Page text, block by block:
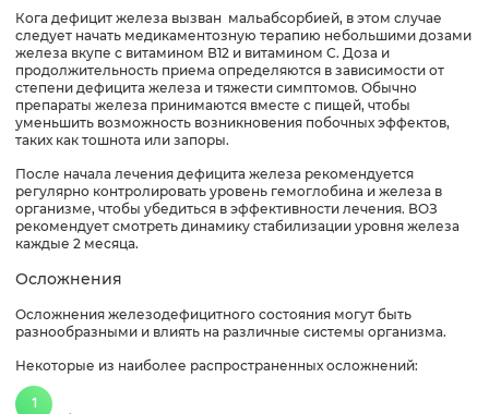
Кога дефицит железа вызван мальабсорбией, в этом случае
следует начать медикаментозную терапию небольшими дозами
железа вкупе с витамином В12 и витамином С. Доза и
продолжительность приема определяются в зависимости от
степени дефицита железа и тяжести симптомов. Обычно
препараты железа принимаются вместе с пищей, чтобы
уменьшить возможность возникновения побочных эффектов,
таких как тошнота или запоры.
После начала лечения дефицита железа рекомендуется
регулярно контролировать уровень гемоглобина и железа в
организме, чтобы убедиться в эффективности лечения. ВОЗ
рекомендует смотреть динамику стабилизации уровня железа
каждые 2 месяца.
Осложнения
Осложнения железодефицитного состояния могут быть
разнообразными и влиять на различные системы организма.
Некоторые из наиболее распространенных осложнений: